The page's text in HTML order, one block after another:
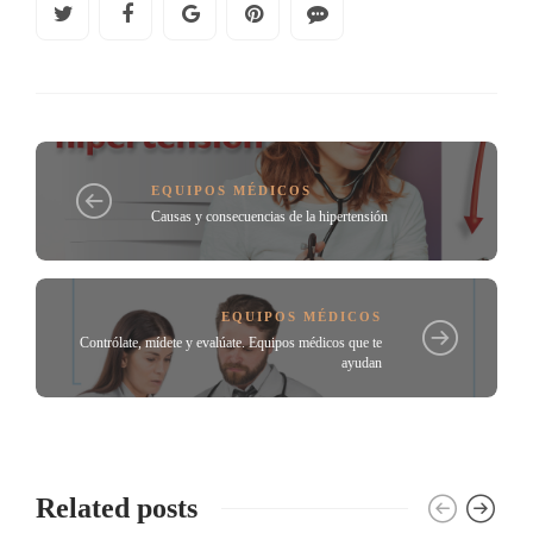
EQUIPOS MÉDICOS
Causas y consecuencias de la hipertensión
EQUIPOS MÉDICOS
Contrólate, mídete y evalúate. Equipos médicos que te
ayudan
Related posts